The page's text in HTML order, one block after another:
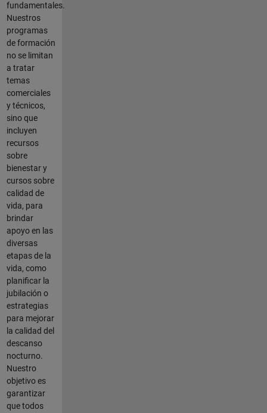
fundamentales.
Nuestros
programas
de formación
no se limitan
a tratar
temas
comerciales
y técnicos,
sino que
incluyen
recursos
sobre
bienestar y
cursos sobre
calidad de
vida, para
brindar
apoyo en las
diversas
etapas de la
vida, como
planificar la
jubilación o
estrategias
para mejorar
la calidad del
descanso
nocturno.
Nuestro
objetivo es
garantizar
que todos